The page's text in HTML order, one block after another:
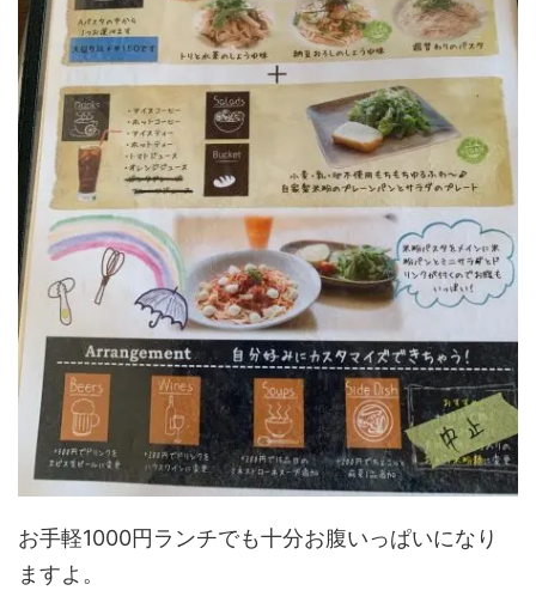
お手軽1000円ランチでも十分お腹いっぱいになり
ますよ。